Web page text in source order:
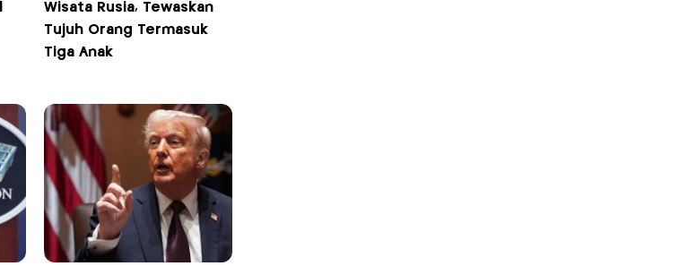
Wisata Rusia, Tewaskan
Tujuh Orang Termasuk
Tiga Anak